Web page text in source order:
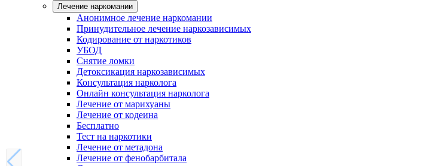
Лечение наркомании
Анонимное лечение наркомании
Принудительное лечение наркозависимых
Кодирование от наркотиков
УБОД
Снятие ломки
Детоксикация наркозависимых
Консультация нарколога
Онлайн консультация нарколога
Лечение от марихуаны
Лечение от кодеина
Бесплатно
Тест на наркотики
Лечение от метадона
Лечение от фенобарбитала